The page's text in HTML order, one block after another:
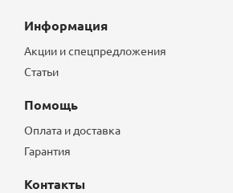
Информация
Акции и спецпредложения
Статьи
Помощь
Оплата и доставка
Гарантия
Контакты